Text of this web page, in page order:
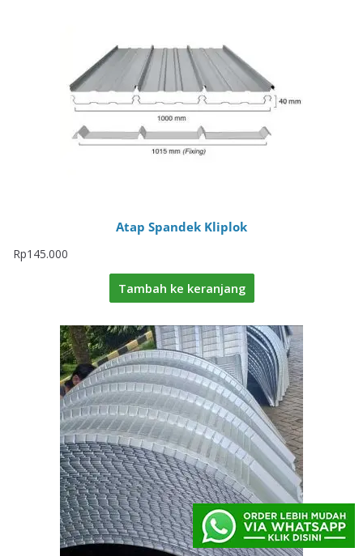
Atap Spandek Kliplok
Rp145.000
Tambah ke keranjang